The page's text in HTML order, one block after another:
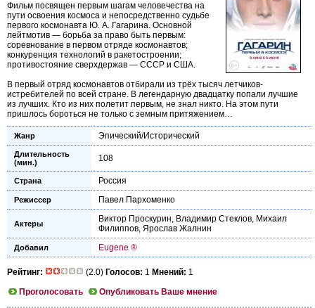
Фильм посвящен первым шагам человечества на
пути освоения космоса и непосредственно судьбе
первого космонавта Ю. А. Гагарина. Основной
лейтмотив — борьба за право быть первым:
соревнование в первом отряде космонавтов;
конкуренция технологий в ракетостроении;
противостояние сверхдержав — СССР и США.
В первый отряд космонавтов отбирали из трёх тысяч летчиков-
истребителей по всей стране. В легендарную двадцатку попали лучшие
из лучших. Кто из них полетит первым, не знал никто. На этом пути
пришлось бороться не только с земным притяжением…
Жанр Эпический/Исторический
Длительность
(мин.)
108
Страна Россия
Режиссер Павел Пархоменко
Актеры Виктор Проскурин, Владимир Стеклов, Михаил
Филиппов, Ярослав Жалнин
Добавил Eugene ®
Рейтинг: (2.0) Голосов: 1 Мнений: 1
Проголосовать
Опубликовать Ваше мнение